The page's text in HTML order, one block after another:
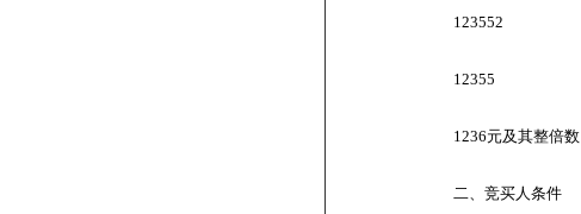
123552
12355
1236元及其整倍数
二、竞买人条件